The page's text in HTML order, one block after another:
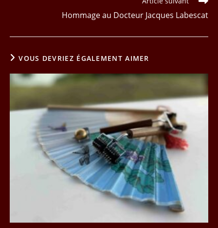
Hommage au Docteur Jacques Labescat
VOUS DEVRIEZ ÉGALEMENT AIMER